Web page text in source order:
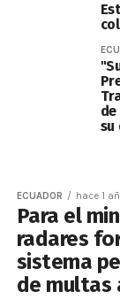
su
ECUADOR hace 1
Para el
radares
sistema
de multas